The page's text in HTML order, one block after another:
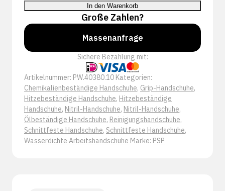
Nitrile
Cut
Protect
Pro
werkhandschoen
In den Warenkorb
Große Zahlen?
Massenanfrage
Sichere Bezahlung mit:
Artikelnummer: PW.40380.10 Kategorien:
Chemikalienbeständige Handschuhe, Grip-Handschuhe,
Hitzebeständige Handschuhe, Hitzebeständige
Handschuhe, Nitril-Handschuhe, Nitril-Handschuhe,
Ölbeständige Handschuhe, Reinigungshandschuhe,
Schnittfeste Handschuhe, Schnittfeste Handschuhe,
Wasserdichte Arbeitshandschuhe Marke: PSP